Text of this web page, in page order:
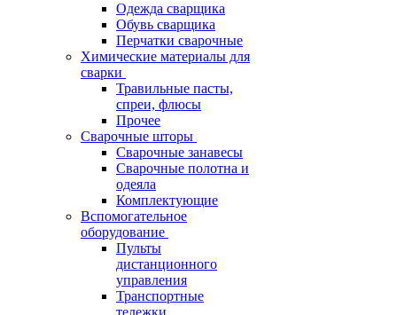
Одежда сварщика
Обувь сварщика
Перчатки сварочные
Химические материалы для
сварки
Травильные пасты,
спреи, флюсы
Прочее
Сварочные шторы
Сварочные занавесы
Сварочные полотна и
одеяла
Комплектующие
Вспомогательное
оборудование
Пульты
дистанционного
управления
Транспортные
тележки